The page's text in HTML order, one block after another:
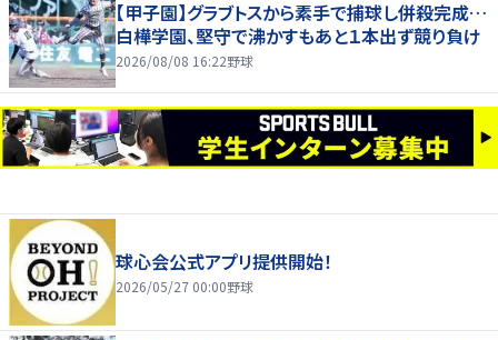
【甲子園】グラブトスから素手で捕球し併殺完成…
白樺学園、堅守で沸かすもあと１本出ず競り負け
2026/08/08 16:22野球
球心会公式アプリ提供開始！
2026/05/27 00:00野球